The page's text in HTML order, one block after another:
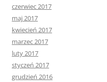
czerwiec 2017
maj 2017
kwiecień 2017
marzec 2017
luty 2017
styczeń 2017
grudzień 2016